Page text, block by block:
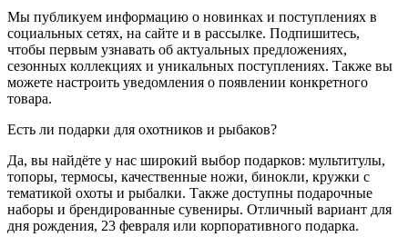
Мы публикуем информацию о новинках и поступлениях в
социальных сетях, на сайте и в рассылке. Подпишитесь,
чтобы первым узнавать об актуальных предложениях,
сезонных коллекциях и уникальных поступлениях. Также вы
можете настроить уведомления о появлении конкретного
товара.
Есть ли подарки для охотников и рыбаков?
Да, вы найдёте у нас широкий выбор подарков: мультитулы,
топоры, термосы, качественные ножи, бинокли, кружки с
тематикой охоты и рыбалки. Также доступны подарочные
наборы и брендированные сувениры. Отличный вариант для
дня рождения, 23 февраля или корпоративного подарка.